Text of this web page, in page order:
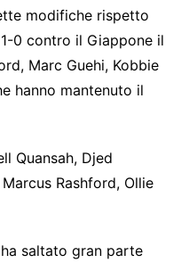
modifiche rispetto
0 contro il Giappone il
Marc Guehi, Kobbie
hanno mantenuto il
Quansah, Djed
Rashford, Ollie
saltato gran parte